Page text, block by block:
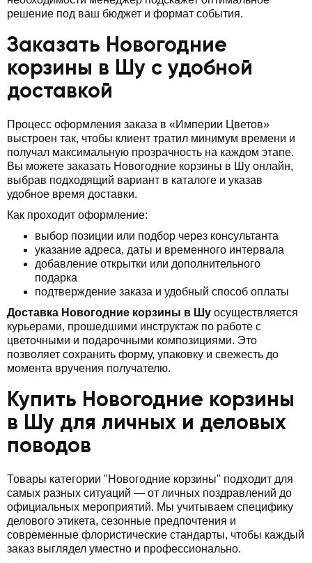
решение под ваш бюджет и формат события.
Заказать Новогодние
корзины в Шу с удобной
доставкой
Процесс оформления заказа в «Империи Цветов»
выстроен так, чтобы клиент тратил минимум времени и
получал максимальную прозрачность на каждом этапе.
Вы можете заказать Новогодние корзины в Шу онлайн,
выбрав подходящий вариант в каталоге и указав
удобное время доставки.
Как проходит оформление:
выбор позиции или подбор через консультанта
указание адреса, даты и временного интервала
добавление открытки или дополнительного
подарка
подтверждение заказа и удобный способ оплаты
Доставка Новогодние корзины в Шу осуществляется
курьерами, прошедшими инструктаж по работе с
цветочными и подарочными композициями. Это
позволяет сохранить форму, упаковку и свежесть до
момента вручения получателю.
Купить Новогодние корзины
в Шу для личных и деловых
поводов
Товары категории "Новогодние корзины" подходит для
самых разных ситуаций — от личных поздравлений до
официальных мероприятий. Мы учитываем специфику
делового этикета, сезонные предпочтения и
современные флористические стандарты, чтобы каждый
заказ выглядел уместно и профессионально.